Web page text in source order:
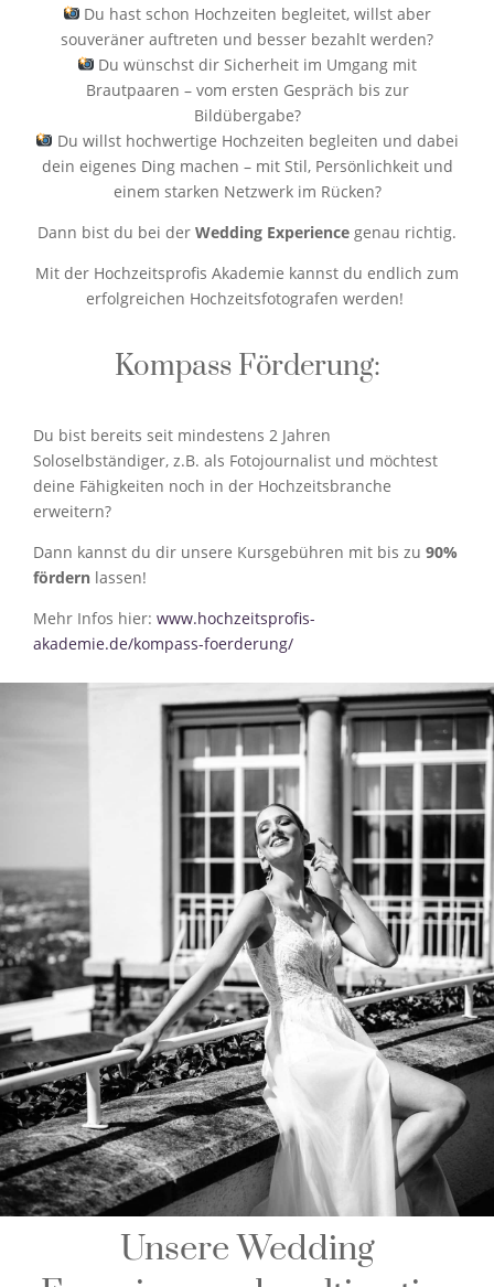
Du hast schon Hochzeiten begleitet, willst aber
souveräner auftreten und besser bezahlt werden?
Du wünschst dir Sicherheit im Umgang mit
Brautpaaren – vom ersten Gespräch bis zur
Bildübergabe?
Du willst hochwertige Hochzeiten begleiten und dabei
dein eigenes Ding machen – mit Stil, Persönlichkeit und
einem starken Netzwerk im Rücken?
Dann bist du bei der Wedding Experience genau richtig.
Mit der Hochzeitsprofis Akademie kannst du endlich zum
erfolgreichen Hochzeitsfotografen werden!
Kompass Förderung:
Du bist bereits seit mindestens 2 Jahren
Soloselbständiger, z.B. als Fotojournalist und möchtest
deine Fähigkeiten noch in der Hochzeitsbranche
erweitern?
Dann kannst du dir unsere Kursgebühren mit bis zu 90%
fördern lassen!
Mehr Infos hier: www.hochzeitsprofis-
akademie.de/kompass-foerderung/
Unsere Wedding